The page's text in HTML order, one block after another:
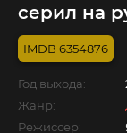
серил на
6354876
Год выхода:
Жанр:
Режиссер: